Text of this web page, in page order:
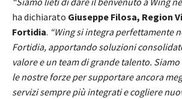
ha dichiarato Giuseppe Filosa, Region
Fortidia. “Wing si integra perfettamente
Fortidia, apportando soluzioni
valore e un team di grande talento.
le nostre forze per supportare ancora
servizi sempre più integrati e cogliere